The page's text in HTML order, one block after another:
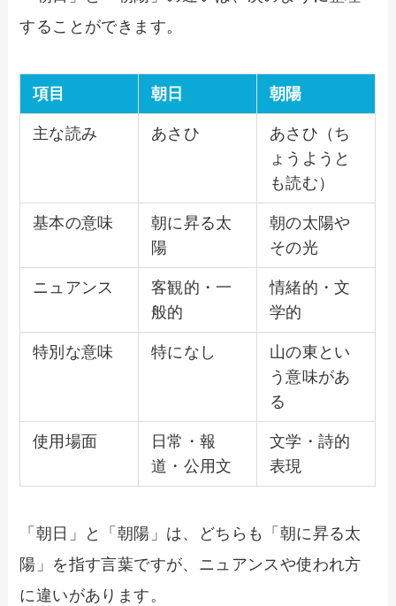
することができます。
項目 朝日 朝陽
主な読み あさひ
あさひ（ち
ょうようと
も読む）
基本の意味
朝に昇る太
陽
朝の太陽や
その光
ニュアンス
客観的・一
般的
情緒的・文
学的
特別な意味 特になし
山の東とい
う意味があ
る
使用場面
日常・報
道・公用文
文学・詩的
表現
「朝日」と「朝陽」は、どちらも「朝に昇る太
陽」を指す言葉ですが、ニュアンスや使われ方
に違いがあります。